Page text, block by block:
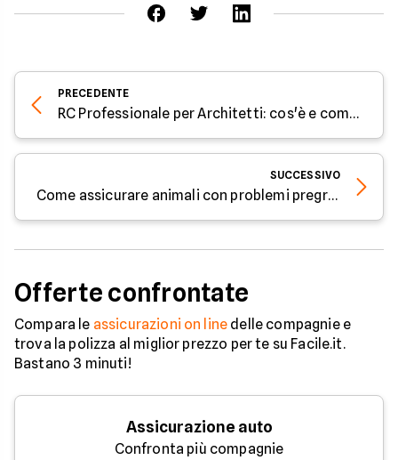
PRECEDENTE
RC Professionale per Architetti: cos'è e come funziona
SUCCESSIVO
Come assicurare animali con problemi pregressi
Offerte confrontate
Compara le assicurazioni on line delle compagnie e
trova la polizza al miglior prezzo per te su Facile.it.
Bastano 3 minuti!
Assicurazione auto
Confronta più compagnie